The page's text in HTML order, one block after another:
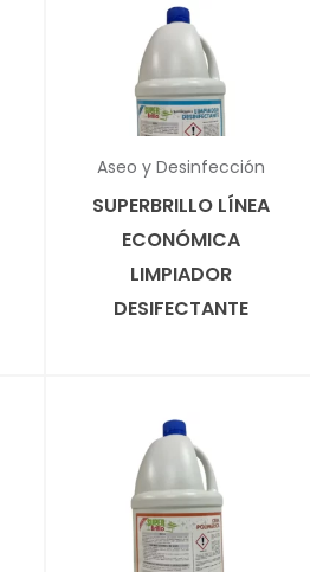
Aseo y Desinfección
SUPERBRILLO LÍNEA
ECONÓMICA
LIMPIADOR
DESIFECTANTE